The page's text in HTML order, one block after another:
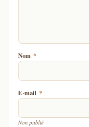
Nom *
E-mail *
Non publié